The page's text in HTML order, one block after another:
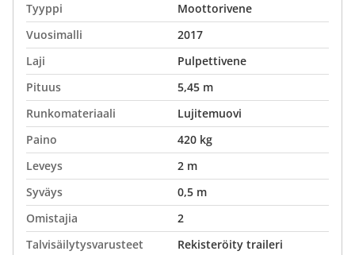
Tyyppi
Moottorivene
Vuosimalli
2017
Laji
Pulpettivene
Pituus
5,45 m
Runkomateriaali
Lujitemuovi
Paino
420 kg
Leveys
2 m
Syväys
0,5 m
Omistajia
2
Talvisäilytysvarusteet
Rekisteröity traileri